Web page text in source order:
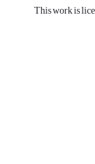
This work is